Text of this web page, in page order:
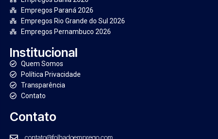
Empregos Paraná 2026
Empregos Rio Grande do Sul 2026
Empregos Pernambuco 2026
Institucional
Quem Somos
Política Privacidade
Transparência
Contato
Contato